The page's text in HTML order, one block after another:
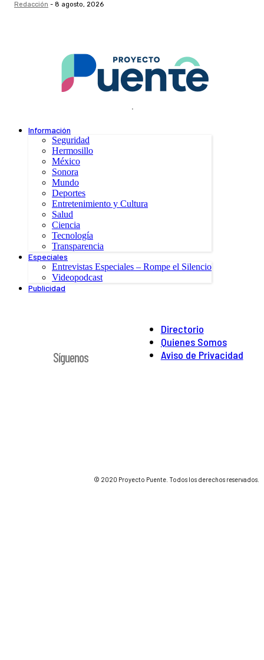
Redacción - 8 agosto, 2026
.
Información
Seguridad
Hermosillo
México
Sonora
Mundo
Deportes
Entretenimiento y Cultura
Salud
Ciencia
Tecnología
Transparencia
Especiales
Entrevistas Especiales – Rompe el Silencio
Videopodcast
Publicidad
Directorio
Quienes Somos
Aviso de Privacidad
Síguenos
© 2020 Proyecto Puente. Todos los derechos reservados.